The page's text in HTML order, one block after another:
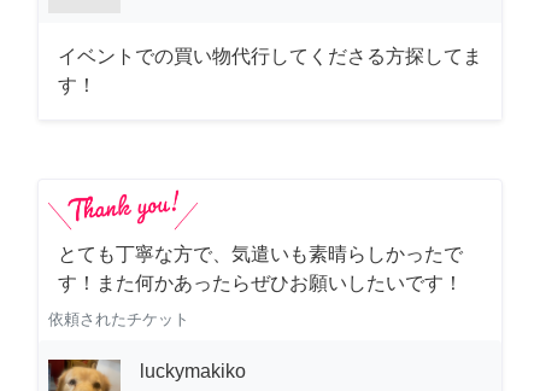
イベントでの買い物代行してくださる方探してま
す！
とても丁寧な方で、気遣いも素晴らしかったで
す！また何かあったらぜひお願いしたいです！
依頼されたチケット
luckymakiko